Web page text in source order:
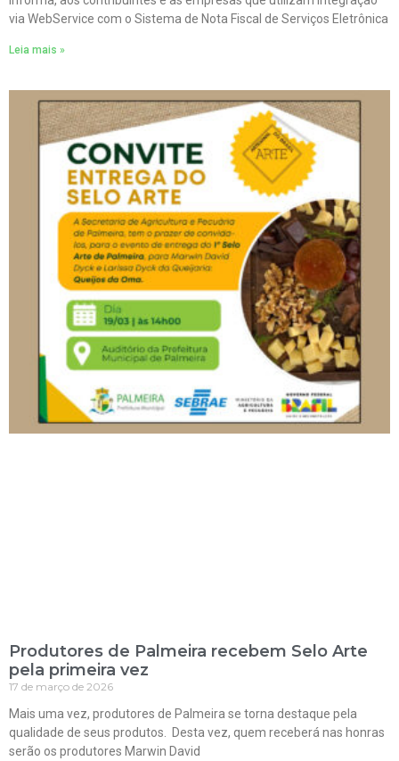
via WebService com o Sistema de Nota Fiscal de Serviços Eletrônica
Leia mais »
Produtores de Palmeira recebem Selo Arte
pela primeira vez
17 de março de 2026
Mais uma vez, produtores de Palmeira se torna destaque pela
qualidade de seus produtos. Desta vez, quem receberá nas honras
serão os produtores Marwin David